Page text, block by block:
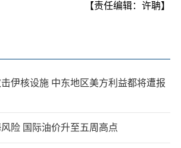
【责任编辑：许聃】
伊核设施 中东地区美方利益都将遭报
险 国际油价升至五周高点